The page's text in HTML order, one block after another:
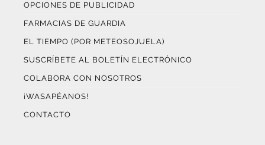
OPCIONES DE PUBLICIDAD
FARMACIAS DE GUARDIA
EL TIEMPO (POR METEOSOJUELA)
SUSCRÍBETE AL BOLETÍN ELECTRÓNICO
COLABORA CON NOSOTROS
¡WASAPÉANOS!
CONTACTO